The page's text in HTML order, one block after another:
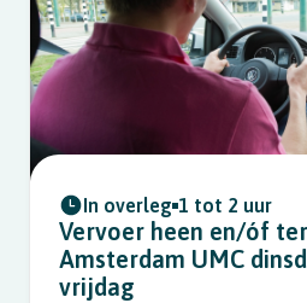
In overleg 1 tot 2 uur
Vervoer heen en/óf
Amsterdam UMC
vrijdag